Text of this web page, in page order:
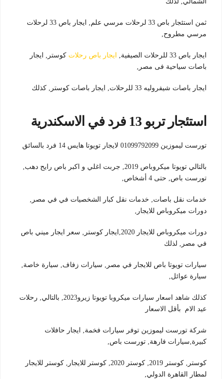
ثمن استئجار باص 33 لرحلات مرسي علم, ايجار باص 33 لرحلات
مرسي مطروح,
ايجار باص 33 للرحلات الصيفية, ايجار باص رحلات كوستر, ايجار
باصات سياحية فى مصر,
ايجار باصات شيفروليه 33 للرحلات, ايجار باصات كوستر, كذلك
استئجار تربو 13 فرد في الاسكندرية
تورست ليموزين 01099792099 لايجار تويوتا هايس 14 فرد بالسائق
بالتالي تويوتا ميكروباص 2019, جربت اغلي و اكبر باص رايح دهب,
تورست باص, حتى 4 أشخاص,
خدمات نقل باصات, خدمات نقل كبار الشخصيات في في مصر,
دورات ميكروباص للايجار,
دورات ميكروباص للايجار 2020,ايجار كوستر, سعر ايجار ميني باص
في مصر, لذلك
سيارات تويوتا باص للايجار في مصر, سيارات زفاف, سيارة خاصة,
سيارة عوائل,
كذلك شاهد اسعار سيارات ميكروبا تويوتا زيرو2023, بالتالي, رحلات
عيد الام بأقل الاسعار
شركة تورست ليموزين توفر سيارات فخمة, ايجار حافلات
كبيرة,سيارات فارهة, تورست باص,
كوستر, كوستر 2019, كوستر 2020, كوستر للايجار, كوستر للايجار
لمطار القاهرة الدولي,